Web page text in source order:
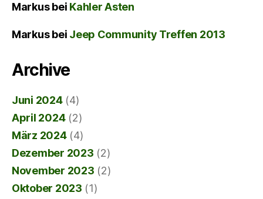
Markusbei Kahler Asten
Markusbei Jeep Community Treffen 2013
Archive
Juni 2024(4)
April 2024(2)
März 2024(4)
Dezember 2023 (2)
November 2023 (2)
Oktober 2023 (1)